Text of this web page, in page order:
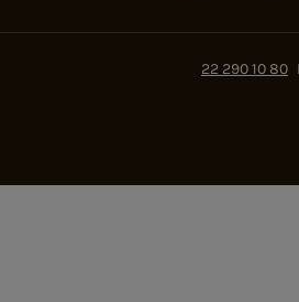
22 290 10 80